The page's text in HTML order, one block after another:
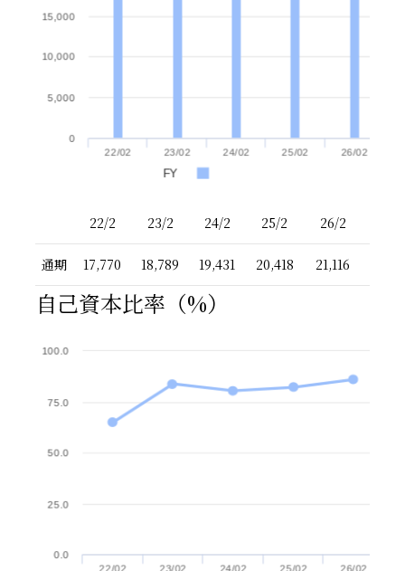
22/02 23/02 24/02 25/02 26/02
0
5,000
10,000
15,000
FY
22/2 23/2 24/2 25/2 26/2
通期 17,770 18,789 19,431 20,418 21,116
自己資本比率（%）
0.0
25.0
50.0
75.0
100.0